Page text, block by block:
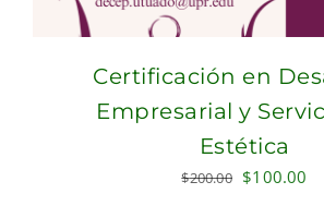
Certificación en
Empresarial y
Estética
$200.00 Original
$100.00